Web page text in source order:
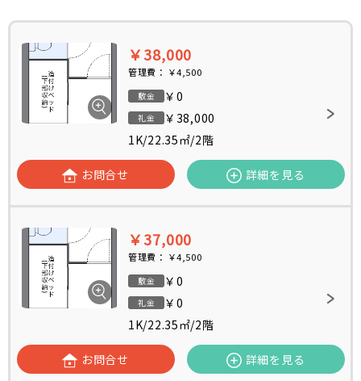
￥38,000
管理費： ￥4,500
敷金 ￥0
礼金
￥38,000
1K/22.35㎡/2階
お問合せ 詳細を見る
￥37,000
管理費： ￥4,500
敷金 ￥0
礼金
￥0
1K/22.35㎡/2階
お問合せ 詳細を見る